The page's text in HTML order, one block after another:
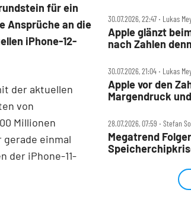
für ein
Ansprüche an die
iPhone-12-
der aktuellen
von
Millionen
gerade einmal
der iPhone-11-
30.07.2026, 22:47 ‧ Lukas
Apple glänzt
nach Zahlen
30.07.2026, 21:04 ‧ Lukas
Apple vor den
Margendruck
28.07.2026, 07:59 ‧ Stefan
Megatrend